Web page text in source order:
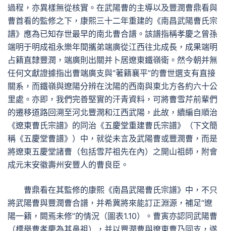
過程，亦異樣無從核實。在武陽曹的主導以及豐潤曹鼎看與
曹首看的監修之下，康熙三十二年重建的《南昌武陽曹氏宗
譜》應為已知存世最早的南北曹合譜。該譜指稱孝慶之曾孫
端明于明成祖永樂年間攜弟端廣從江西往北成長，成果端明
占籍直隸豐潤，端廣則出關并卜居遼東鐵嶺衛。然今朝并無
任何文獻證據指出曹端廣支與“著籍襄平”的曹世選支有直接
關系，而鐵嶺與遼陽分辨在沈陽的西南與東北方各約六十公
里處。亦即，我們完善堅實的汗青資料，可將曹雪芹前輩們
的遷移道路回溯至河北豐潤和江西武陽，此故，續編自順治
《遼東曹氏宗譜》的同治《五慶堂重建曹氏宗譜》（下文簡
稱《五慶堂曹譜》）中，就從未言及武陽曹或豐潤曹，而是
將遼東五慶堂諸曹（包括雪芹祖先在內）之開山祖師，附會
成元末安徽壽州安豐人的曹良臣。
曹鼎看在其監修的康熙《南昌武陽曹氏宗譜》中，不只
將武陽曹與豐潤曹合譜，并希冀將來能訂正淵源，補足“遼
陽一籍，闕焉未修”的情況（圖表1.10）。曹寅亦認同武陽曹
（標舉曹孝慶為其鼻祖），并以豐潤曹與遼東曹乃同支，遂